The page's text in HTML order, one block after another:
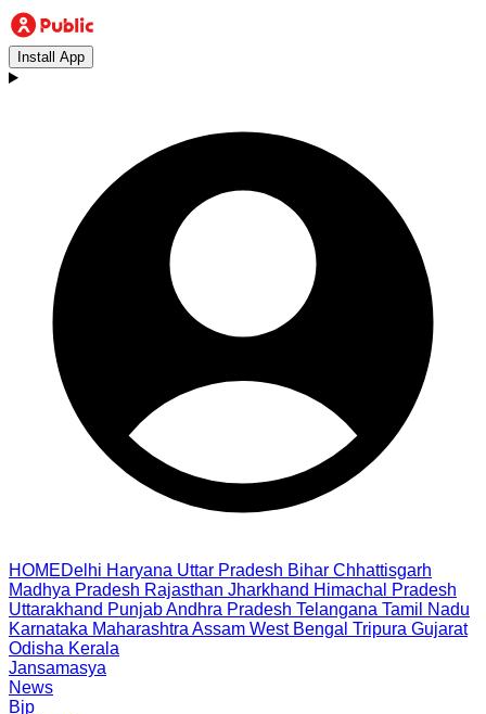
Install App
HOMEDelhi Haryana Uttar Pradesh Bihar Chhattisgarh
Madhya Pradesh Rajasthan Jharkhand Himachal Pradesh
Uttarakhand PunjabAndhra Pradesh Telangana Tamil Nadu
Karnataka Maharashtra Assam West Bengal Tripura Gujarat
Odisha Kerala
Jansamasya
News
Bjp